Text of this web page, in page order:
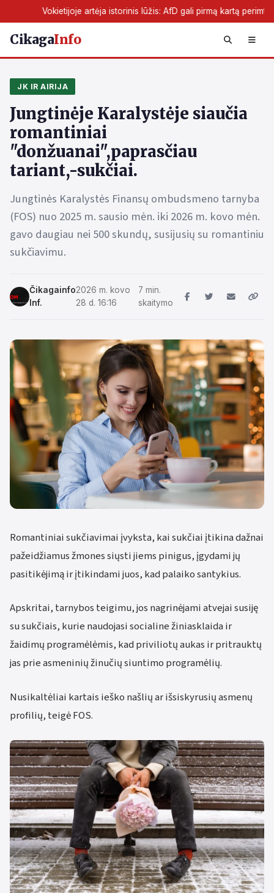
artėja istorinis lūžis: AfD gali pirmą kartą perimti žemės valdžią
CikagaInfo
JK IR AIRIJA
Jungtinėje Karalystėje siaučia
romantiniai
"donžuanai",paprasčiau
tariant,-sukčiai.
Jungtinės Karalystės Finansų ombudsmeno tarnyba
(FOS) nuo 2025 m. sausio mėn. iki 2026 m. kovo mėn.
gavo daugiau nei 500 skundų, susijusių su romantiniu
sukčiavimu.
Čikagainfo
Inf.
2026 m. kovo
28 d. 16:16
7 min.
skaitymo
Romantiniai sukčiavimai įvyksta, kai sukčiai įtikina dažnai
pažeidžiamus žmones siųsti jiems pinigus, įgydami jų
pasitikėjimą ir įtikindami juos, kad palaiko santykius.
Apskritai, tarnybos teigimu, jos nagrinėjami atvejai susiję
su sukčiais, kurie naudojasi socialine žiniasklaida ir
žaidimų programėlėmis, kad priviliotų aukas ir pritrauktų
jas prie asmeninių žinučių siuntimo programėlių.
Nusikaltėliai kartais ieško našlių ar išsiskyrusių asmenų
profilių, teigė FOS.